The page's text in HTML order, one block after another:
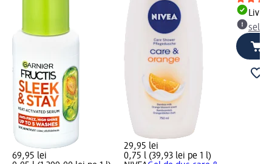
69,95 lei
29,95 lei
0,75 l (39,93 lei pe 1 l)